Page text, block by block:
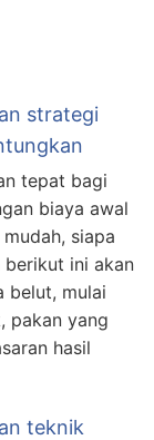
strategi
tepat bagi
biaya awal
siapa
berikut ini akan
belut, mulai
pakan yang
hasil
teknik